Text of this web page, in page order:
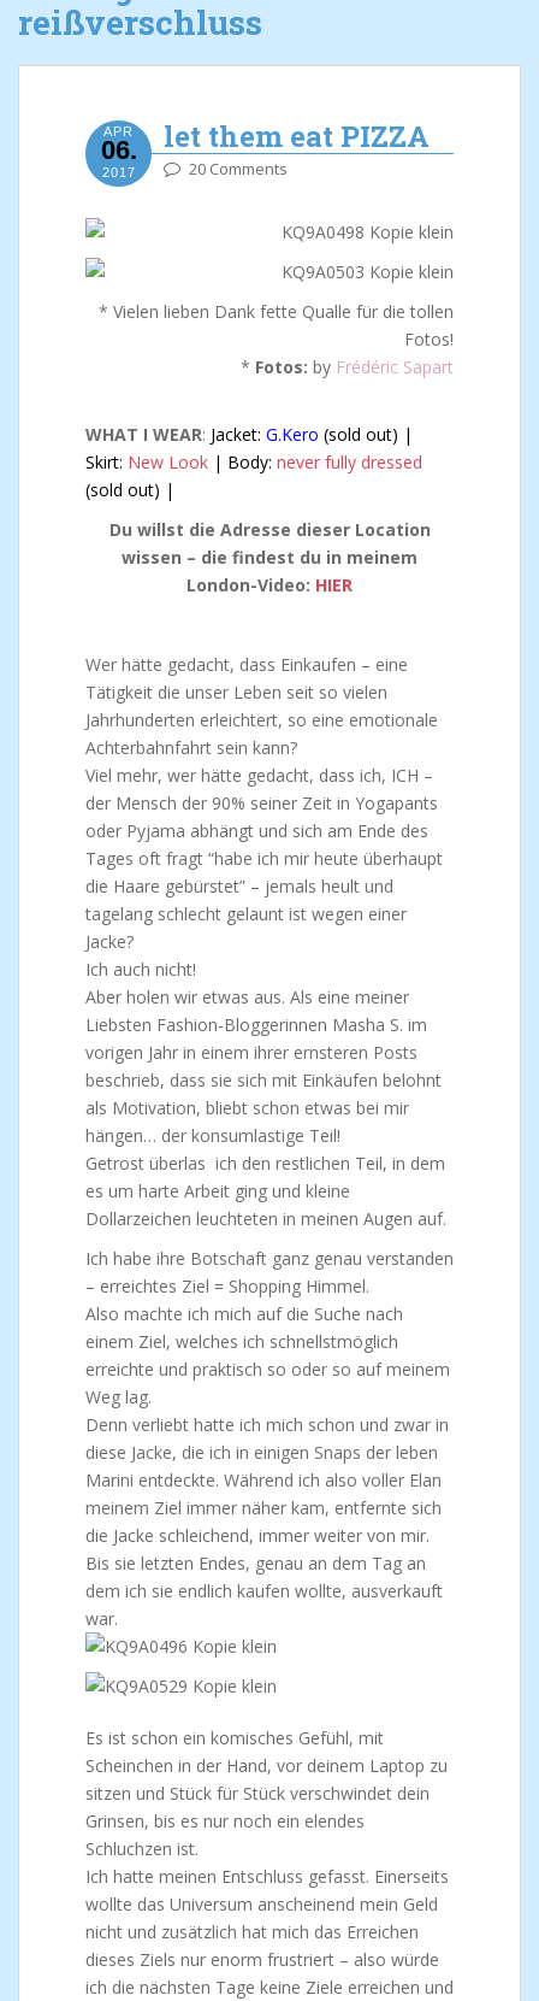
reißverschluss
APR
06.
2017
let them eat PIZZA
20 Comments
* Vielen lieben Dank fette Qualle für die tollen
Fotos!
* Fotos: by Frédéric Sapart
WHAT I WEAR: Jacket: G.Kero (sold out) |
Skirt: New Look | Body: never fully dressed
(sold out) |
Du willst die Adresse dieser Location
wissen – die findest du in meinem
London-Video: HIER
Wer hätte gedacht, dass Einkaufen – eine
Tätigkeit die unser Leben seit so vielen
Jahrhunderten erleichtert, so eine emotionale
Achterbahnfahrt sein kann?
Viel mehr, wer hätte gedacht, dass ich, ICH –
der Mensch der 90% seiner Zeit in Yogapants
oder Pyjama abhängt und sich am Ende des
Tages oft fragt “habe ich mir heute überhaupt
die Haare gebürstet” – jemals heult und
tagelang schlecht gelaunt ist wegen einer
Jacke?
Ich auch nicht!
Aber holen wir etwas aus. Als eine meiner
Liebsten Fashion-Bloggerinnen Masha S. im
vorigen Jahr in einem ihrer ernsteren Posts
beschrieb, dass sie sich mit Einkäufen belohnt
als Motivation, bliebt schon etwas bei mir
hängen… der konsumlastige Teil!
Getrost überlas ich den restlichen Teil, in dem
es um harte Arbeit ging und kleine
Dollarzeichen leuchteten in meinen Augen auf.
Ich habe ihre Botschaft ganz genau verstanden
– erreichtes Ziel = Shopping Himmel.
Also machte ich mich auf die Suche nach
einem Ziel, welches ich schnellstmöglich
erreichte und praktisch so oder so auf meinem
Weg lag.
Denn verliebt hatte ich mich schon und zwar in
diese Jacke, die ich in einigen Snaps der leben
Marini entdeckte. Während ich also voller Elan
meinem Ziel immer näher kam, entfernte sich
die Jacke schleichend, immer weiter von mir.
Bis sie letzten Endes, genau an dem Tag an
dem ich sie endlich kaufen wollte, ausverkauft
war.
Es ist schon ein komisches Gefühl, mit
Scheinchen in der Hand, vor deinem Laptop zu
sitzen und Stück für Stück verschwindet dein
Grinsen, bis es nur noch ein elendes
Schluchzen ist.
Ich hatte meinen Entschluss gefasst. Einerseits
wollte das Universum anscheinend mein Geld
nicht und zusätzlich hat mich das Erreichen
dieses Ziels nur enorm frustriert – also würde
ich die nächsten Tage keine Ziele erreichen und